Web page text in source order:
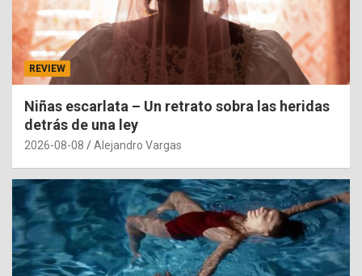
REVIEW
Niñas escarlata – Un retrato sobra las heridas
detrás de una ley
2026-08-08 Alejandro Vargas